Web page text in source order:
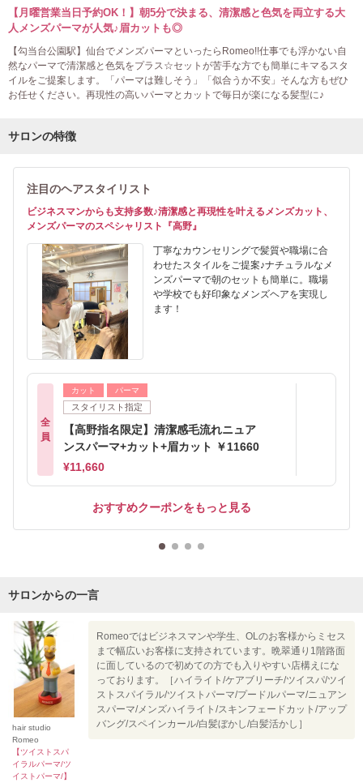
【月曜営業当日予約OK！】朝5分で決まる、清潔感と色気を両立する大
人メンズパーマが人気♪眉カットも◎
【勾当台公園駅】仙台でメンズパーマといったらRomeo!!仕事でも浮かない自
然なパーマで清潔感と色気をプラス☆セットが苦手な方でも簡単にキマるスタ
イルをご提案します。「パーマは難しそう」「似合うか不安」そんな方もぜひ
お任せください。再現性の高いパーマとカットで毎日が楽になる髪型に♪
サロンの特徴
注目のヘアスタイリスト
ビジネスマンからも支持多数♪清潔感と再現性を叶えるメンズカット、
メンズパーマのスペシャリスト『高野』
丁寧なカウンセリングで髪質や職場に合
わせたスタイルをご提案♪ナチュラルなメ
ンズパーマで朝のセットも簡単に。職場
や学校でも好印象なメンズヘアを実現し
ます！
全
員
カット パーマ
スタイリスト指定
【高野指名限定】清潔感毛流れニュア
ンスパーマ+カット+眉カット ￥11660
¥11,660
おすすめクーポンをもっと見る
サロンからの一言
hair studio
Romeo
【ツイストスパ
イラルパーマ/ツ
イストパーマ/】
Romeoではビジネスマンや学生、OLのお客様からミセス
まで幅広いお客様に支持されています。晩翠通り1階路面
に面しているので初めての方でも入りやすい店構えにな
っております。［ハイライト/ケアブリーチ/ツイスパ/ツイ
ストスパイラル/ツイストパーマ/プードルパーマ/ニュアン
スパーマ/メンズハイライト/スキンフェードカット/アップ
バング/スペインカール/白髪ぼかし/白髪活かし］